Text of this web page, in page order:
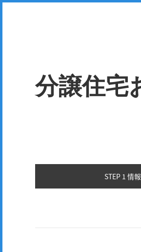
分譲住宅
STEP 1 情